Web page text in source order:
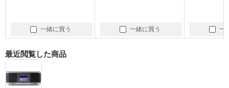
一緒に買う 一緒に買う 一
最近閲覧した商品